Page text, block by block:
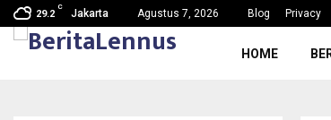
29.2
C
Jakarta Agustus 7, 2026 Blog Privacy
Baik… SDN Karang
HOME